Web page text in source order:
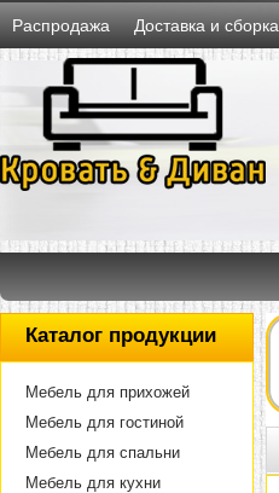
Распродажа Доставка и сборка
Каталог продукции
Мебель для прихожей
Мебель для гостиной
Мебель для спальни
Мебель для кухни